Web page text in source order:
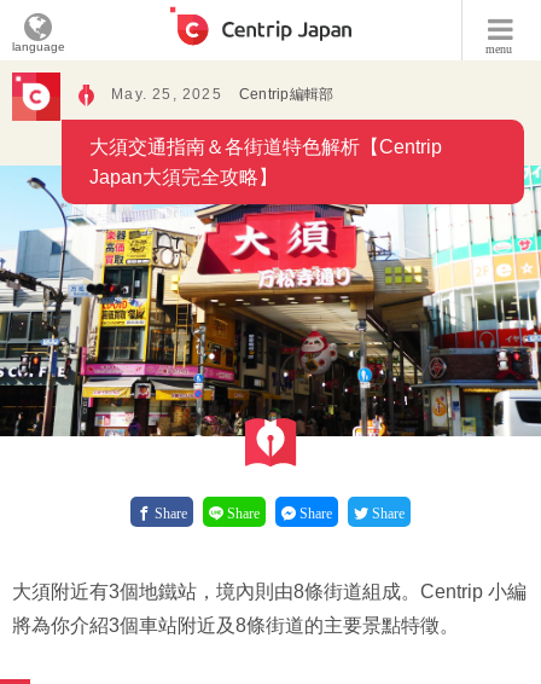
menu
language
May. 25, 2025 Centrip編輯部
大須交通指南＆各街道特色解析【Centrip
Japan大須完全攻略】
Share Share Share Share
大須附近有3個地鐵站，境內則由8條街道組成。Centrip 小編
將為你介紹3個車站附近及8條街道的主要景點特徵。